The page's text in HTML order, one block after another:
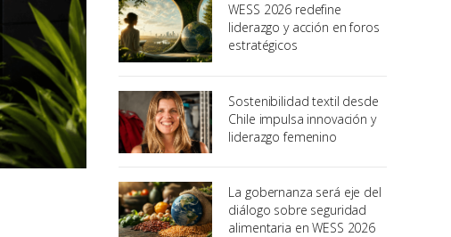
WESS 2026 redefine
liderazgo y acción en foros
estratégicos
Sostenibilidad textil desde
Chile impulsa innovación y
liderazgo femenino
La gobernanza será eje del
diálogo sobre seguridad
alimentaria en WESS 2026